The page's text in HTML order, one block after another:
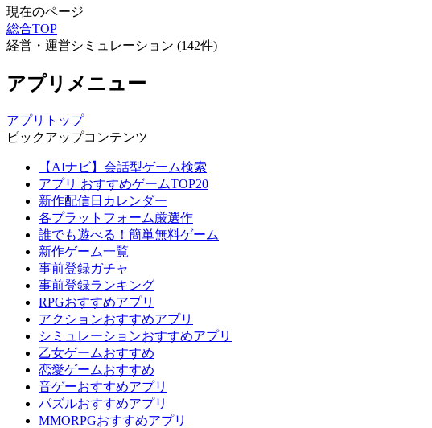
現在のページ
総合TOP
経営・運営シミュレーション (142件)
アプリメニュー
アプリトップ
ピックアップコンテンツ
【AIナビ】会話型ゲーム検索
アプリ おすすめゲームTOP20
新作配信日カレンダー
各プラットフォーム厳選作
誰でも遊べる！簡単無料ゲーム
新作ゲーム一覧
事前登録ガチャ
事前登録ランキング
RPGおすすめアプリ
アクションおすすめアプリ
シミュレーションおすすめアプリ
乙女ゲームおすすめ
恋愛ゲームおすすめ
音ゲーおすすめアプリ
パズルおすすめアプリ
MMORPGおすすめアプリ